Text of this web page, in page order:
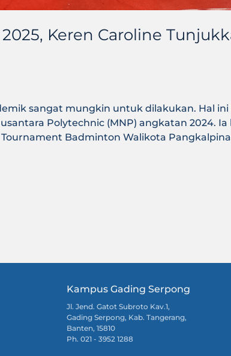
Keren Caroline
sangat mungkin untuk dilakukan. Hal
Polytechnic (MNP) angkatan 2024. Ia
Badminton Walikota
Kampus Gading Serpong
Jl. Jend. Gatot Subroto Kav.1,
Gading Serpong, Kab. Tangerang,
Banten, 15810
Ph. 021 - 3952 1288